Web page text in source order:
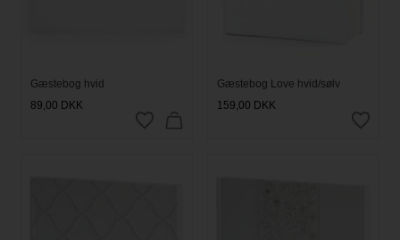
Gæstebog hvid
89,00 DKK
Gæstebog Love hvid/sølv
159,00 DKK